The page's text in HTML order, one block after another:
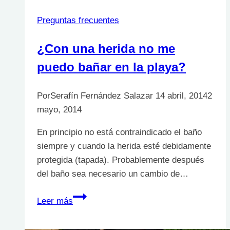
Preguntas frecuentes
¿Con una herida no me
puedo bañar en la playa?
PorSerafín Fernández Salazar 14 abril, 20142
mayo, 2014
En principio no está contraindicado el baño
siempre y cuando la herida esté debidamente
protegida (tapada). Probablemente después
del baño sea necesario un cambio de…
Leer más
¿Con